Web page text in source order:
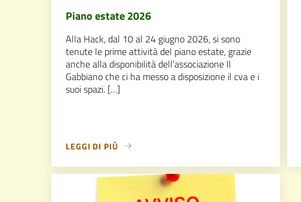
Piano estate 2026
Alla Hack, dal 10 al 24 giugno 2026, si sono
tenute le prime attività del piano estate, grazie
anche alla disponibilità dell’associazione Il
Gabbiano che ci ha messo a disposizione il cva e i
suoi spazi. […]
LEGGI DI PIÙ